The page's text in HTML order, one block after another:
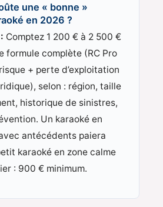
une « bonne »
en 2026 ?
Comptez 1 200 € à 2 500 €
formule complète (RC Pro
+ perte d’exploitation
selon : région, taille
historique de sinistres,
Un karaoké en
antécédents paiera
karaoké en zone calme
: 900 € minimum.